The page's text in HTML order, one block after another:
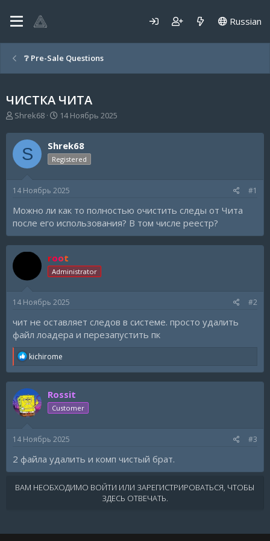
Russian
❔ Pre-Sale Questions
ЧИСТКА ЧИТА
А
т
о
р
т
м
Shrek68
Д
т
а
н
а
а
14 Ноябрь 2025
S Shrek68
Registered
14 Ноябрь 2025 #1
Можно ли как то полностью очистить следы от Чита
после его использования? В том числе реестр?
root
Administrator
14 Ноябрь 2025 #2
чит не оставляет следов в системе. просто удалить
файл лоадера и перезапустить пк
R
a
c
t
i
o
:
kichirome
Rossit
Customer
14 Ноябрь 2025 #3
2 файла удалить и комп чистый брат.
ВАМ НЕОБХОДИМО ВОЙТИ ИЛИ ЗАРЕГИСТРИРОВАТЬСЯ, ЧТОБЫ
ЗДЕСЬ ОТВЕЧАТЬ.